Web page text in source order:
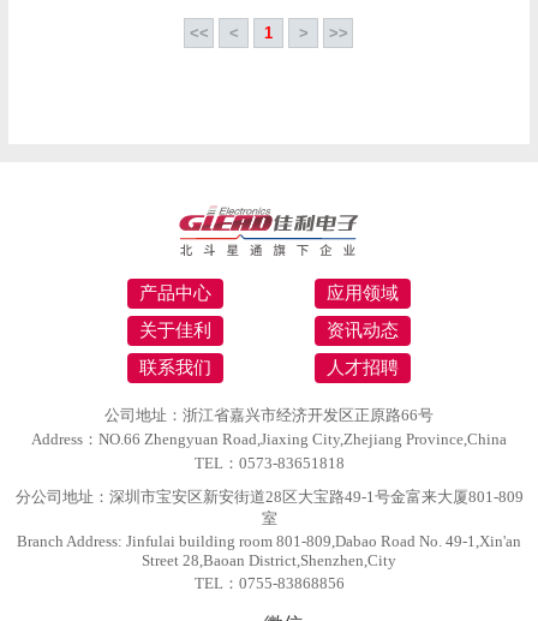
<< < 1 > >>
产品中心
应用领域
关于佳利
资讯动态
联系我们
人才招聘
公司地址：浙江省嘉兴市经济开发区正原路66号
Address：NO.66 Zhengyuan Road,Jiaxing City,Zhejiang Province,China
TEL：0573-83651818
分公司地址：深圳市宝安区新安街道28区大宝路49-1号金富来大厦801-809
室
Branch Address: Jinfulai building room 801-809,Dabao Road No. 49-1,Xin'an
Street 28,Baoan District,Shenzhen,City
TEL：0755-83868856